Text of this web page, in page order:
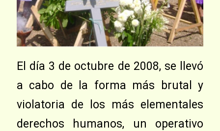
El día 3 de octubre de 2008, se llevó
a cabo de la forma más brutal y
violatoria de los más elementales
derechos humanos, un operativo